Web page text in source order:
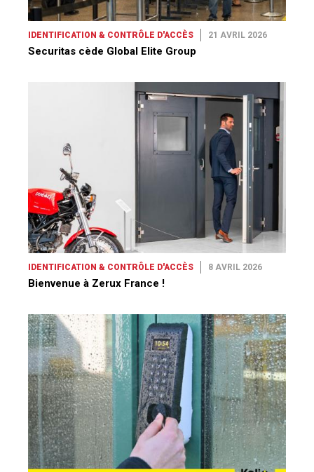
IDENTIFICATION & CONTRÔLE D'ACCÈS 21 AVRIL 2026
Securitas cède Global Elite Group
IDENTIFICATION & CONTRÔLE D'ACCÈS 8 AVRIL 2026
Bienvenue à Zerux France !